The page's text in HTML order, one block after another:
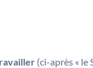
(ci-après « le